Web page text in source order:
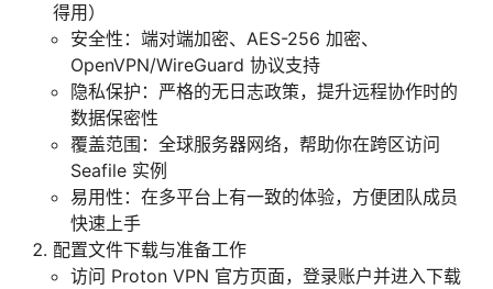
得用）
安全性：端对端加密、AES-256 加密、
OpenVPN/WireGuard 协议支持
隐私保护：严格的无日志政策，提升远程协作时的
数据保密性
覆盖范围：全球服务器网络，帮助你在跨区访问
Seafile 实例
易用性：在多平台上有一致的体验，方便团队成员
快速上手
配置文件下载与准备工作
访问 Proton VPN 官方页面，登录账户并进入下载